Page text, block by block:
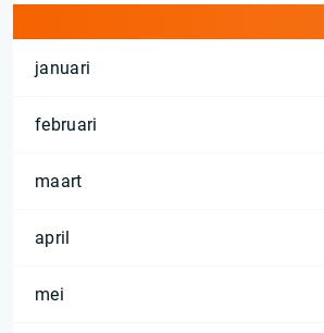
januari
februari
maart
april
mei